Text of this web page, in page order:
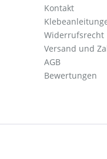
Kontakt
Widerrufsrecht
Versand und
AGB
Bewertungen